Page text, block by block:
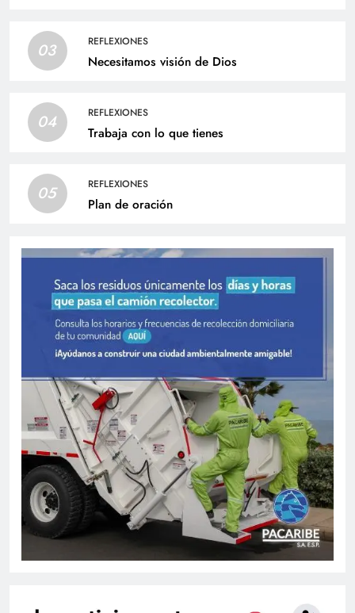
03 REFLEXIONES
Necesitamos visión de Dios
04 REFLEXIONES
Trabaja con lo que tienes
05 REFLEXIONES
Plan de oración